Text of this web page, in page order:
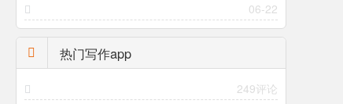
06-22
热门写作app
249评论